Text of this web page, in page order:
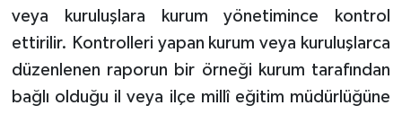
veya kuruluşlara kurum yönetimince kontrol
ettirilir. Kontrolleri yapan kurum veya kuruluşlarca
düzenlenen raporun bir örneği kurum tarafından
bağlı olduğu il veya ilçe millî eğitim müdürlüğüne